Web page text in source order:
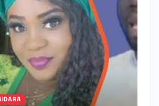
TEUSS AVEC AHMED AIDARA